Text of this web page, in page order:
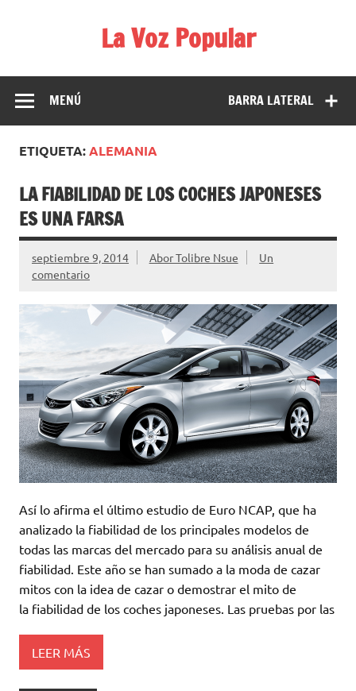
La Voz Popular
para reírse de las verdaderas.
BARRA LATERAL
MENÚ
ETIQUETA:ALEMANIA
LA FIABILIDAD DE LOS COCHES JAPONESES
ES UNA FARSA
septiembre 9, 2014 Abor Tolibre Nsue
Un
comentario
Así lo afirma el último estudio de Euro NCAP, que ha
analizado la fiabilidad de los principales modelos de
todas las marcas del mercado para su análisis anual de
fiabilidad. Este año se han sumado a la moda de cazar
mitos con la idea de cazar o demostrar el mito de
la fiabilidad de los coches japoneses. Las pruebas por las
LEER MÁS